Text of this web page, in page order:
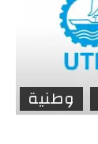
وطنية